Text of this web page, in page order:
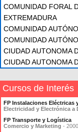
COMUNIDAD FORAL
EXTREMADURA
COMUNIDAD
COMUNIDAD
CIUDAD AUTONOMA
CIUDAD AUTONOMA
Cursos de Interés
FP Instalaciones Eléctricas
Electricidad y Electrónica a
FP Transporte y Logística
Comercio y Marketing -